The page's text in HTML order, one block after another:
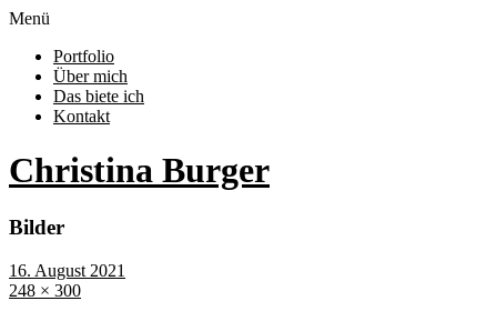
Menü
Portfolio
Über mich
Das biete ich
Kontakt
Christina Burger
Bilder
16. August 2021
248 × 300